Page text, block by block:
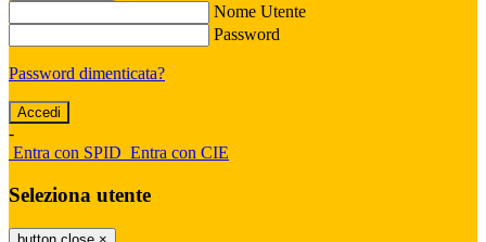
Nome Utente
Password
Password dimenticata?
-
Entra con SPID Entra con CIE
Seleziona utente